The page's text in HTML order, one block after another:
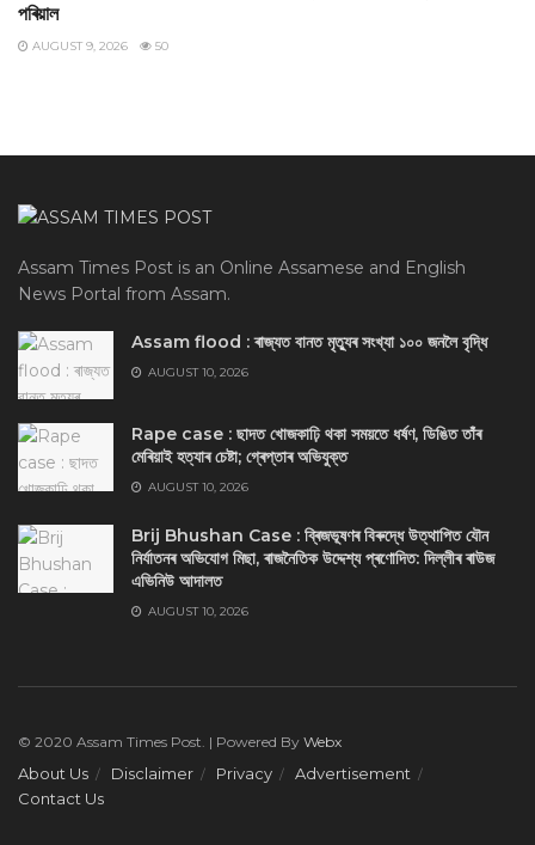
পৰিয়াল
AUGUST 9, 2026 50
Assam Times Post is an Online Assamese and English
News Portal from Assam.
Assam flood : ৰাজ্যত বানত মৃত্যুৰ সংখ্যা ১০০ জনলৈ বৃদ্ধি
AUGUST 10, 2026
Rape case : ছাদত খোজকাঢ়ি থকা সময়তে ধৰ্ষণ, ডিঙিত তাঁৰ
মেৰিয়াই হত্যাৰ চেষ্টা; গ্ৰেপ্তাৰ অভিযুক্ত
AUGUST 10, 2026
Brij Bhushan Case : ব্ৰিজভূষণৰ বিৰুদ্ধে উত্থাপিত যৌন
নিৰ্যাতনৰ অভিযোগ মিছা, ৰাজনৈতিক উদ্দেশ্য প্ৰণোদিত: দিল্লীৰ ৰাউজ
এভিনিউ আদালত
AUGUST 10, 2026
© 2020 Assam Times Post. | Powered By Webx
About Us Disclaimer Privacy
Advertisement
Contact Us